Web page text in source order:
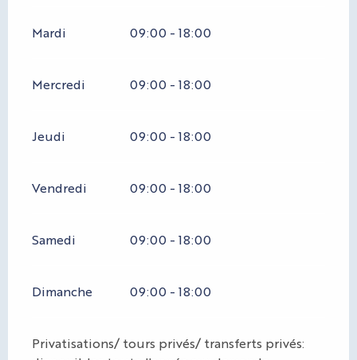
Mardi 09:00 - 18:00
Mercredi 09:00 - 18:00
Jeudi 09:00 - 18:00
Vendredi 09:00 - 18:00
Samedi 09:00 - 18:00
Dimanche 09:00 - 18:00
Privatisations/ tours privés/ transferts privés: